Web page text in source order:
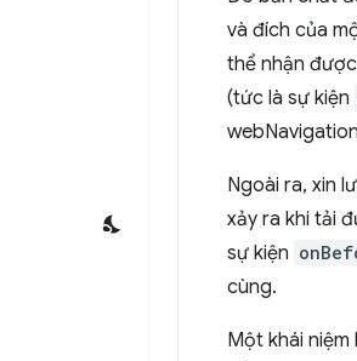
và đích của
thể nhận
(tức là sự kiện
Ngoài ra, xin
xảy ra khi tải
sự kiện
cùng.
Một khái